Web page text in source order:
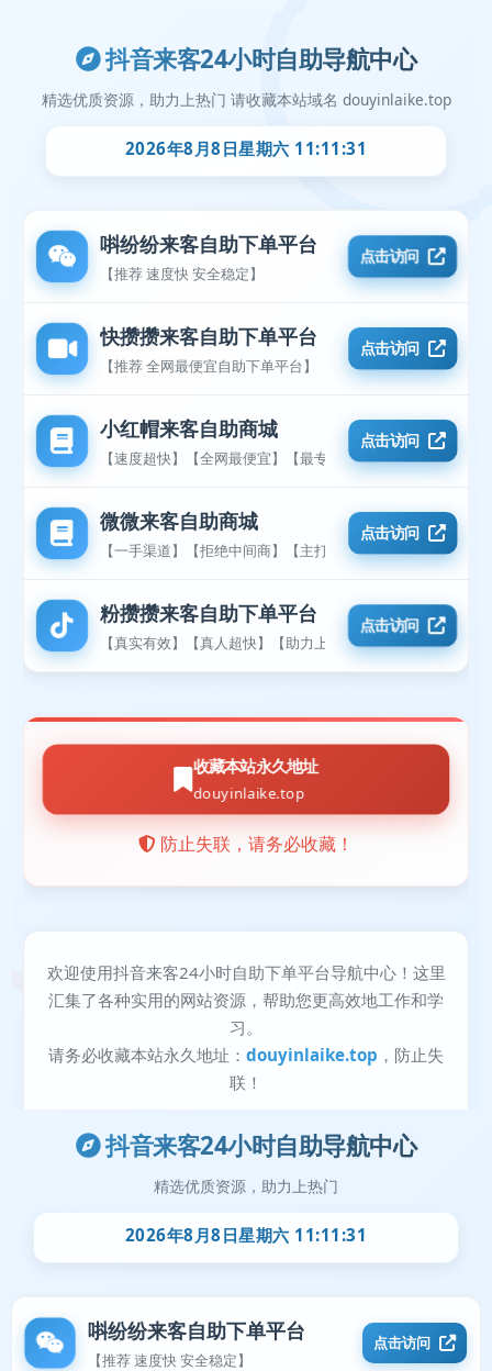
抖音来客24小时自助导航中心
精选优质资源，助力上热门
2026年8月8日星期六 11:11:32
唞纷纷来客自助下单平台
【推荐 速度快 安全稳定】
点击访问